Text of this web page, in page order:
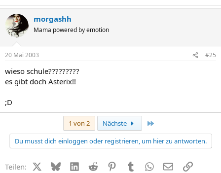
morgashh
Mama powered by emotion
20 Mai 2003 #25
wieso schule?????????
es gibt doch Asterix!!
;D
1 von 2 Nächste
Du musst dich einloggen oder registrieren, um hier zu antworten.
Teilen: X (Twitter)
BlueskyLinkedIn
Reddit PinterestTumblr WhatsApp
E-MailLink